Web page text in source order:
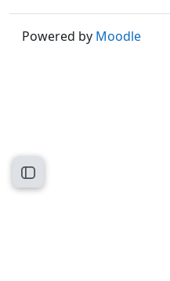
Kursindex öffnen
Powered by Moodle